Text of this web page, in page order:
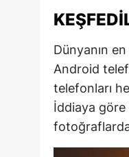
Dünyanın
Android
telefonları
İddiaya göre